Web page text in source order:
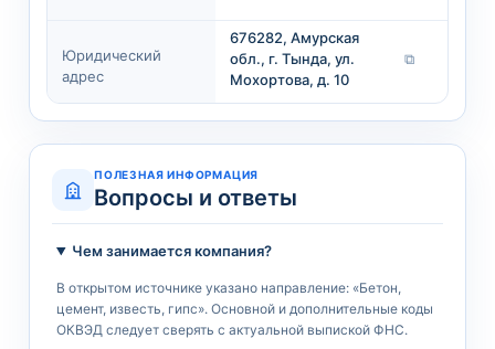
Юридический
адрес
676282, Амурская
обл., г. Тында, ул.
Мохортова, д. 10
⧉
ПОЛЕЗНАЯ ИНФОРМАЦИЯ
Вопросы и ответы
Чем занимается компания?
В открытом источнике указано направление: «Бетон,
цемент, известь, гипс». Основной и дополнительные коды
ОКВЭД следует сверять с актуальной выпиской ФНС.